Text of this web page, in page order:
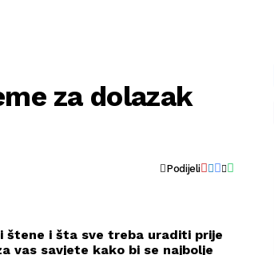
za dolazak
Podijeli
štene i šta sve treba uraditi prije
vas savjete kako bi se najbolje